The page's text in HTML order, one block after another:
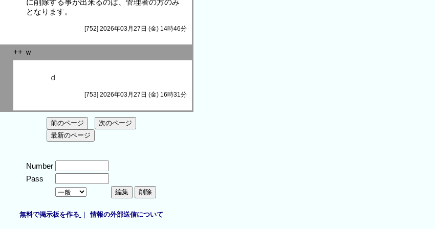
に削除する事が出来るのは、管理者の方のみ
となります。
[752] 2026年03月27日 (金) 14時46分
++ ｗ
ｄ
[753] 2026年03月27日 (金) 16時31分
Number
Pass
無料で掲示板を作る ｜情報の外部送信について